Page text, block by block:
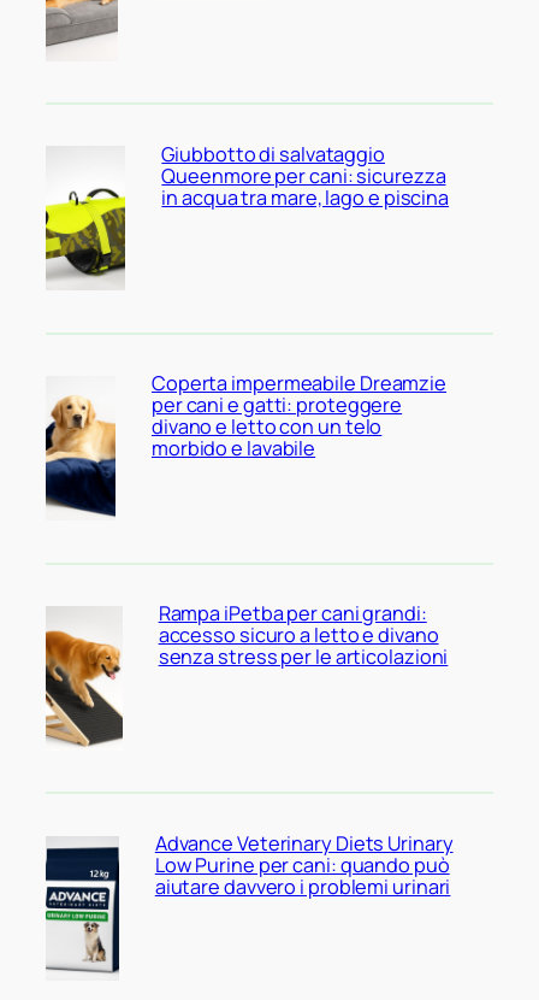
Giubbotto di salvataggio
Queenmore per cani: sicurezza
in acqua tra mare, lago e piscina
Coperta impermeabile Dreamzie
per cani e gatti: proteggere
divano e letto con un telo
morbido e lavabile
Rampa iPetba per cani grandi:
accesso sicuro a letto e divano
senza stress per le articolazioni
Advance Veterinary Diets Urinary
Low Purine per cani: quando può
aiutare davvero i problemi urinari